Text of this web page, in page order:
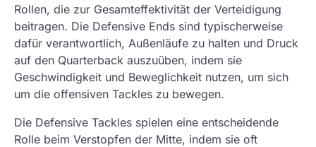
Rollen, die zur Gesamteffektivität der Verteidigung
beitragen. Die Defensive Ends sind typischerweise
dafür verantwortlich, Außenläufe zu halten und Druck
auf den Quarterback auszuüben, indem sie
Geschwindigkeit und Beweglichkeit nutzen, um sich
um die offensiven Tackles zu bewegen.
Die Defensive Tackles spielen eine entscheidende
Rolle beim Verstopfen der Mitte, indem sie oft